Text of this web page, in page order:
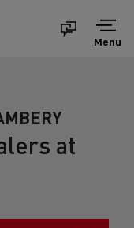
Menu
at